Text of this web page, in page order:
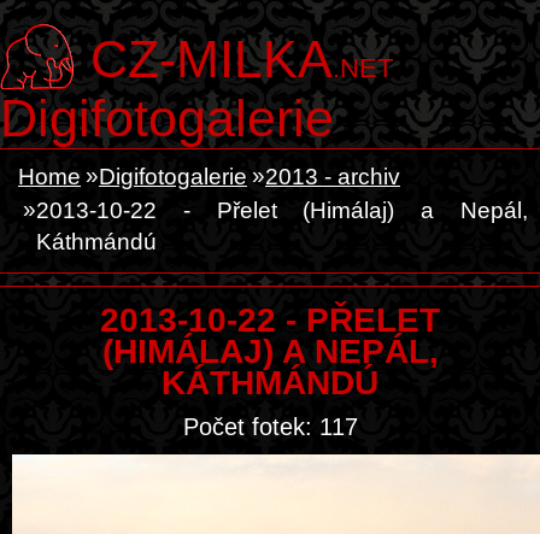
CZ-MILKA.NET
Digifotogalerie
Home Digifotogalerie
2013 - archiv
2013-10-22 - Přelet (Himálaj) a Nepál,
Káthmándú
2013-10-22 - PŘELET
(HIMÁLAJ) A NEPÁL,
KÁTHMÁNDÚ
Počet fotek: 117